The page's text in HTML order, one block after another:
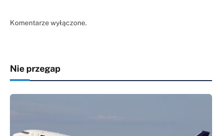
Komentarze wyłączone.
Nie przegap